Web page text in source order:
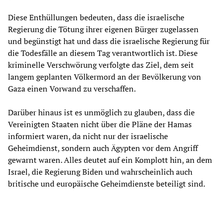
Diese Enthüllungen bedeuten, dass die israelische
Regierung die Tötung ihrer eigenen Bürger zugelassen
und begünstigt hat und dass die israelische Regierung für
die Todesfälle an diesem Tag verantwortlich ist. Diese
kriminelle Verschwörung verfolgte das Ziel, dem seit
langem geplanten Völkermord an der Bevölkerung von
Gaza einen Vorwand zu verschaffen.
Darüber hinaus ist es unmöglich zu glauben, dass die
Vereinigten Staaten nicht über die Pläne der Hamas
informiert waren, da nicht nur der israelische
Geheimdienst, sondern auch Ägypten vor dem Angriff
gewarnt waren. Alles deutet auf ein Komplott hin, an dem
Israel, die Regierung Biden und wahrscheinlich auch
britische und europäische Geheimdienste beteiligt sind.